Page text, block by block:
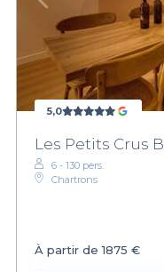
5,0
Les Petits Crus
6 - 130 pers.
Chartrons
À partir de1875 €